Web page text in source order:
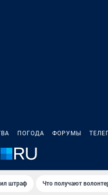
ПОГОДА ФОРУМЫ
штраф Что получают